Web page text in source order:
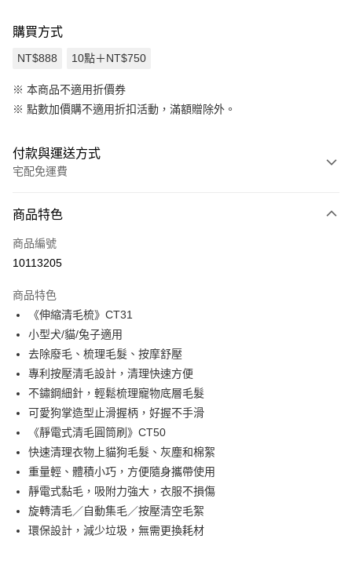
購買方式
NT$888 10點＋NT$750
※ 本商品不適用折價券
※ 點數加價購不適用折扣活動，滿額贈除外。
付款與運送方式
宅配免運費
信用卡一次付款
LINE Pay
悠遊付
Google Pay
全盈+PAY
ATM付款
運送方式
每筆NT$80，滿NT$990(含以上)免運費
【免運費】
免運費
商品特色
商品編號
10113205
商品特色
《伸縮清毛梳》CT31
小型犬/貓/兔子適用
去除廢毛、梳理毛髮、按摩舒壓
專利按壓清毛設計，清理快速方便
不鏽鋼細針，輕鬆梳理寵物底層毛髮
可愛狗掌造型止滑握柄，好握不手滑
《靜電式清毛圓筒刷》CT50
快速清理衣物上貓狗毛髮、灰塵和棉絮
重量輕、體積小巧，方便隨身攜帶使用
靜電式黏毛，吸附力強大，衣服不損傷
旋轉清毛／自動集毛／按壓清空毛絮
環保設計，減少垃圾，無需更換耗材